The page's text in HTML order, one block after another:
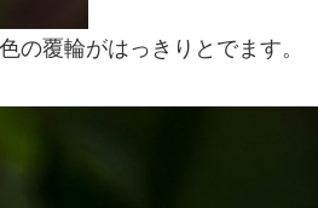
の覆輪がはっきりとでます。